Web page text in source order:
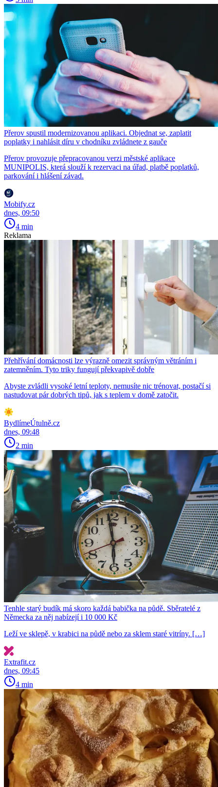
Přerov spustil modernizovanou aplikaci. Objednat se, zaplatit
poplatky i nahlásit díru v chodníku zvládnete z gauče
Přerov provozuje přepracovanou verzi městské aplikace
MUNIPOLIS, která slouží k rezervaci na úřad, platbě poplatků,
parkování i hlášení závad.
Mobify.cz
dnes, 09:50
4 min
Reklama
Přehřívání domácnosti lze výrazně omezit správným větráním i
zatemněním. Tyto triky fungují překvapivě dobře
Abyste zvládli vysoké letní teploty, nemusíte nic trénovat, postačí si
nastudovat pár dobrých tipů, jak s teplem v domě zatočit.
BydlímeÚtulně.cz
dnes, 09:48
2 min
Tenhle starý budík má skoro každá babička na půdě. Sběratelé z
Německa za něj nabízejí i 10 000 Kč
Leží ve sklepě, v krabici na půdě nebo za sklem staré vitríny. […]
Extrafit.cz
dnes, 09:45
4 min